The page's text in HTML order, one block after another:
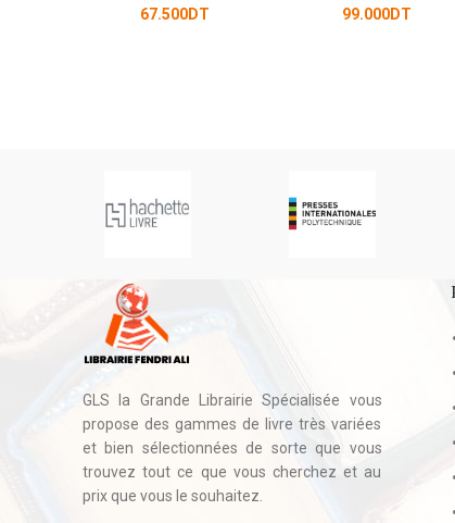
67.500DT
99.000DT
GLS la Grande Librairie Spécialisée vous
propose des gammes de livre très variées
et bien sélectionnées de sorte que vous
trouvez tout ce que vous cherchez et au
prix que vous le souhaitez.